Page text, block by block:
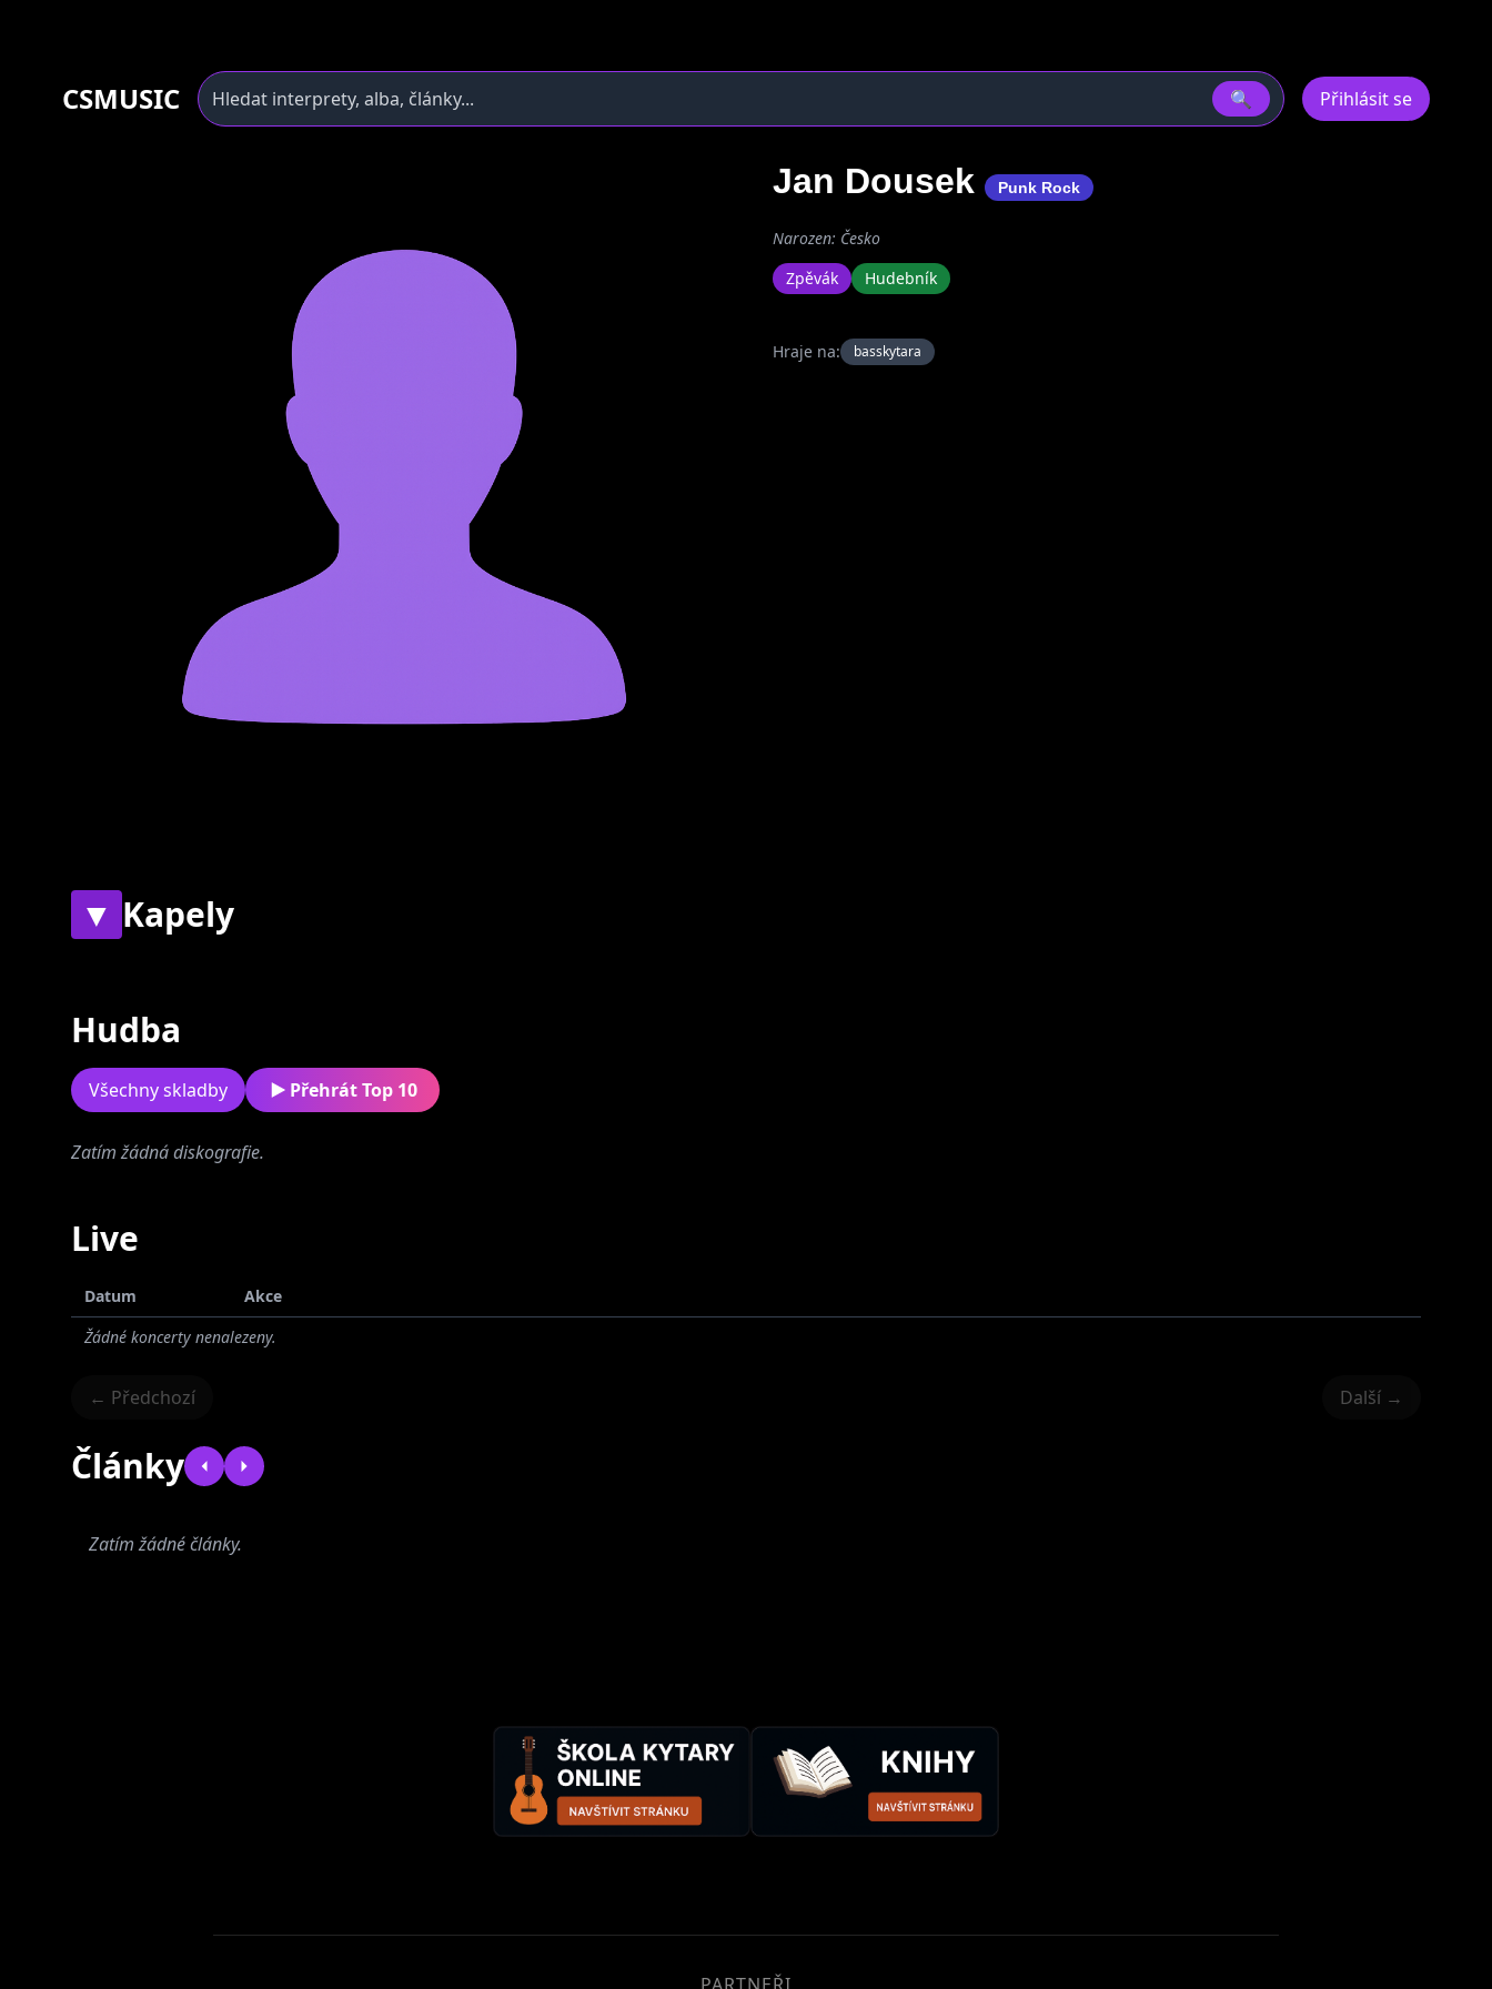
CSMUSIC 🔍 Přihlásit se
Jan Dousek Punk Rock
Narozen: Česko
Zpěvák
Hudebník
Hraje na: basskytara
▼ Kapely
Hudba
Všechny skladby Přehrát Top 10
Zatím žádná diskografie.
Live
Datum
Akce
Žádné koncerty nenalezeny.
← Předchozí Další →
Články
Zatím žádné články.